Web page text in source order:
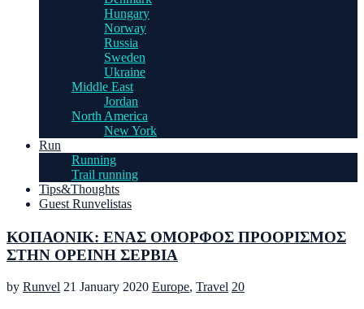
Hungary
Norway
Russia
Sweden
Ukraine
Middle East
Jordan
North America
New York
Run
Running
Trail running
Tips&Thoughts
Guest Runvelistas
ΚΟΠΑΟΝΙΚ: ΕΝΑΣ ΟΜΟΡΦΟΣ ΠΡΟΟΡΙΣΜΟΣ
ΣΤΗΝ ΟΡΕΙΝΗ ΣΕΡΒΙΑ
by Runvel 21 January 2020 Europe, Travel 20